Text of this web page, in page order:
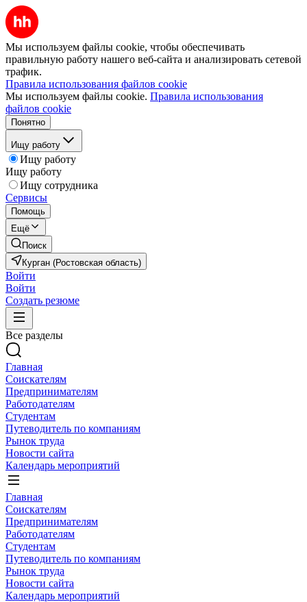
Мы используем файлы cookie, чтобы обеспечивать
правильную работу нашего веб-сайта и анализировать сетевой
трафик.
Правила использования файлов cookie
Мы используем файлы cookie. Правила использования
файлов cookie
Понятно
Ищу работу
Ищу работу
Ищу работу
Ищу сотрудника
Сервисы
Помощь
Ещё
Поиск
Курган (Ростовская область)
Войти
Войти
Создать резюме
Все разделы
Главная
Соискателям
Предпринимателям
Работодателям
Студентам
Путеводитель по компаниям
Рынок труда
Новости сайта
Календарь мероприятий
Главная
Соискателям
Предпринимателям
Работодателям
Студентам
Путеводитель по компаниям
Рынок труда
Новости сайта
Календарь мероприятий